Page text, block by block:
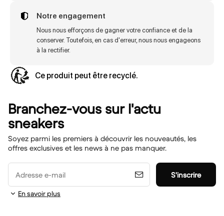
Notre engagement
Nous nous efforçons de gagner votre confiance et de la
conserver. Toutefois, en cas d'erreur, nous nous engageons
à la rectifier.
Ce produit peut être recyclé.
Branchez-vous sur l'actu
sneakers
Soyez parmi les premiers à découvrir les nouveautés, les
offres exclusives et les news à ne pas manquer.
Adresse e-mail S'inscrire
En savoir plus